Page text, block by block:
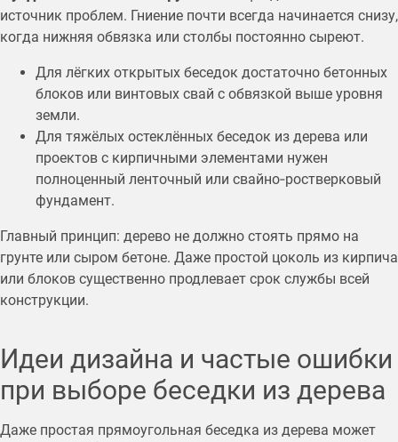
источник проблем. Гниение почти всегда начинается снизу,
когда нижняя обвязка или столбы постоянно сыреют.
Для лёгких открытых беседок достаточно бетонных
блоков или винтовых свай с обвязкой выше уровня
земли.
Для тяжёлых остеклённых беседок из дерева или
проектов с кирпичными элементами нужен
полноценный ленточный или свайно‑ростверковый
фундамент.
Главный принцип: дерево не должно стоять прямо на
грунте или сыром бетоне. Даже простой цоколь из кирпича
или блоков существенно продлевает срок службы всей
конструкции.
Идеи дизайна и частые ошибки
при выборе беседки из дерева
Даже простая прямоугольная беседка из дерева может